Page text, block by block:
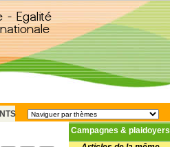
Campagnes & plaidoyers